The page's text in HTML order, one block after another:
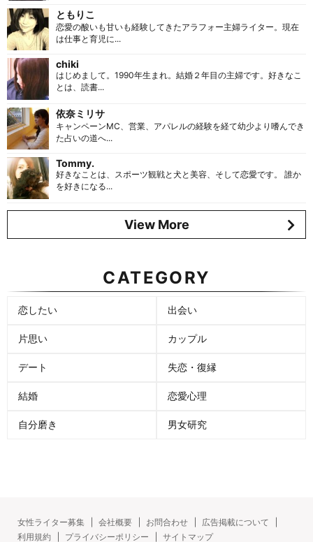
ともりこ
恋愛の酸いも甘いも経験してきたアラフォー主婦ライター。現在
は仕事と育児に...
chiki
はじめまして。1990年生まれ。結婚２年目の主婦です。好きなこ
とは、読書...
依奈ミリサ
キャンペーンMC、営業、アパレルの経験を経て幼少より嗜んでき
た占いの道へ...
Tommy.
好きなことは、スポーツ観戦と犬と美容、そして恋愛です。 誰か
を好きになる...
View More
CATEGORY
恋したい 出会い
片思い カップル
デート 失恋・復縁
結婚 恋愛心理
自分磨き 男女研究
女性ライター募集 会社概要 お問合わせ
広告掲載について
利用規約
プライバシーポリシー サイトマップ